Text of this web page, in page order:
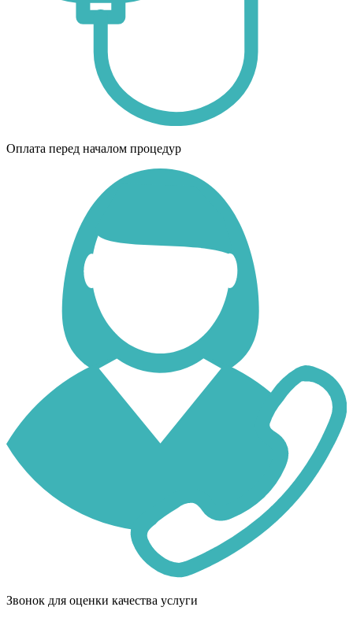
Оплата перед началом процедур
Звонок для оценки качества услуги